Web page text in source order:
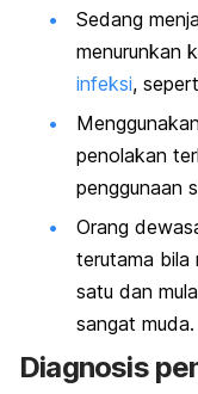
Sedang
menurunkan
infeksi,
penolakan
penggunaan
Orang
terutama bila
satu dan
sangat muda.
Diagnosis